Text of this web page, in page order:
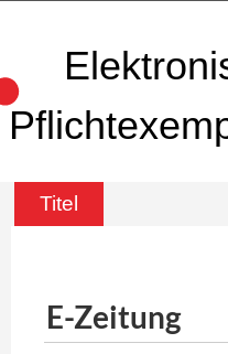
Titel
E-Zeitung